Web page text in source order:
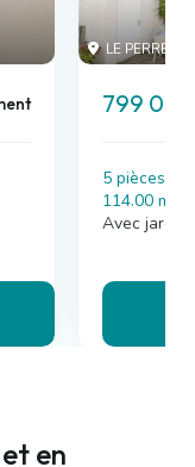
LE
799
5 pièces , 4
114.00 m²
Avec
en